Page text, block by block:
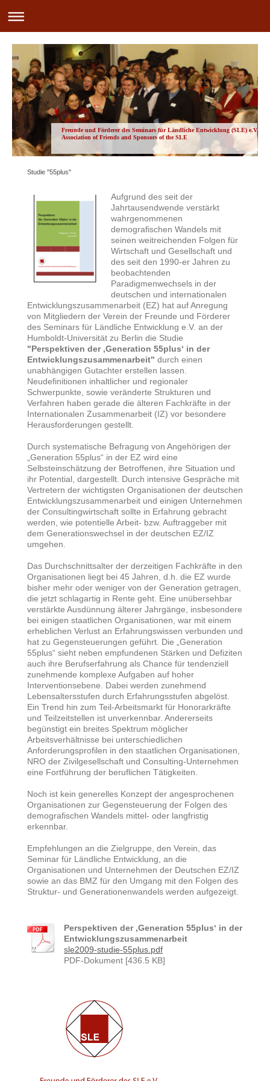
Freunde und Förderer des Seminars für Ländliche Entwicklung (SLE) e.V.
Association of Friends and Sponsors of the SLE
Studie "55plus"
Aufgrund des seit der
Jahrtausendwende verstärkt
wahrgenommenen
demografischen Wandels mit
seinen weitreichenden Folgen für
Wirtschaft und Gesellschaft und
des seit den 1990-er Jahren zu
beobachtenden
Paradigmenwechsels in der
deutschen und internationalen
Entwicklungszusammenarbeit (EZ) hat auf Anregung
von Mitgliedern der Verein der Freunde und Förderer
des Seminars für Ländliche Entwicklung e.V. an der
Humboldt-Universität zu Berlin die Studie
"Perspektiven der ‚Generation 55plus‘ in der
Entwicklungszusammenarbeit" durch einen
unabhängigen Gutachter erstellen lassen.
Neudefinitionen inhaltlicher und regionaler
Schwerpunkte, sowie veränderte Strukturen und
Verfahren haben gerade die älteren Fachkräfte in der
Internationalen Zusammenarbeit (IZ) vor besondere
Herausforderungen gestellt.
Durch systematische Befragung von Angehörigen der
„Generation 55plus“ in der EZ wird eine
Selbsteinschätzung der Betroffenen, ihre Situation und
ihr Potential, dargestellt. Durch intensive Gespräche mit
Vertretern der wichtigsten Organisationen der deutschen
Entwicklungszusammenarbeit und einigen Unternehmen
der Consultingwirtschaft sollte in Erfahrung gebracht
werden, wie potentielle Arbeit- bzw. Auftraggeber mit
dem Generationswechsel in der deutschen EZ/IZ
umgehen.
Das Durchschnittsalter der derzeitigen Fachkräfte in den
Organisationen liegt bei 45 Jahren, d.h. die EZ wurde
bisher mehr oder weniger von der Generation getragen,
die jetzt schlagartig in Rente geht. Eine unübersehbar
verstärkte Ausdünnung älterer Jahrgänge, insbesondere
bei einigen staatlichen Organisationen, war mit einem
erheblichen Verlust an Erfahrungswissen verbunden und
hat zu Gegensteuerungen geführt. Die „Generation
55plus“ sieht neben empfundenen Stärken und Defiziten
auch ihre Berufserfahrung als Chance für tendenziell
zunehmende komplexe Aufgaben auf hoher
Interventionsebene. Dabei werden zunehmend
Lebensaltersstufen durch Erfahrungsstufen abgelöst.
Ein Trend hin zum Teil-Arbeitsmarkt für Honorarkräfte
und Teilzeitstellen ist unverkennbar. Andererseits
begünstigt ein breites Spektrum möglicher
Arbeitsverhältnisse bei unterschiedlichen
Anforderungsprofilen in den staatlichen Organisationen,
NRO der Zivilgesellschaft und Consulting-Unternehmen
eine Fortführung der beruflichen Tätigkeiten.
Noch ist kein generelles Konzept der angesprochenen
Organisationen zur Gegensteuerung der Folgen des
demografischen Wandels mittel- oder langfristig
erkennbar.
Empfehlungen an die Zielgruppe, den Verein, das
Seminar für Ländliche Entwicklung, an die
Organisationen und Unternehmen der Deutschen EZ/IZ
sowie an das BMZ für den Umgang mit den Folgen des
Struktur- und Generationenwandels werden aufgezeigt.
Perspektiven der ‚Generation 55plus‘ in der
Entwicklungszusammenarbeit
sle2009-studie-55plus.pdf
PDF-Dokument [436.5 KB]